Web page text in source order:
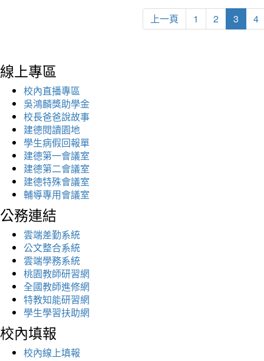
上一頁 1 2 3 4
線上專區
校內直播專區
吳鴻麟獎助學金
校長爸爸說故事
建德閱讀園地
學生病假回報單
建德第一會議室
建德第二會議室
建德特殊會議室
輔導專用會議室
公務連結
雲端差勤系統
公文整合系統
雲端學務系統
桃園教師研習網
全國教師進修網
特教知能研習網
學生學習扶助網
校內填報
校內線上填報